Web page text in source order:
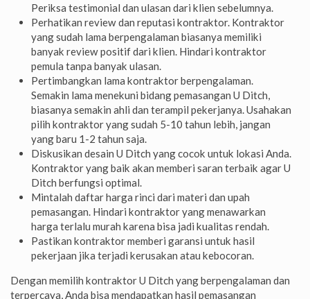
Periksa testimonial dan ulasan dari klien sebelumnya.
Perhatikan review dan reputasi kontraktor. Kontraktor
yang sudah lama berpengalaman biasanya memiliki
banyak review positif dari klien. Hindari kontraktor
pemula tanpa banyak ulasan.
Pertimbangkan lama kontraktor berpengalaman.
Semakin lama menekuni bidang pemasangan U Ditch,
biasanya semakin ahli dan terampil pekerjanya. Usahakan
pilih kontraktor yang sudah 5-10 tahun lebih, jangan
yang baru 1-2 tahun saja.
Diskusikan desain U Ditch yang cocok untuk lokasi Anda.
Kontraktor yang baik akan memberi saran terbaik agar U
Ditch berfungsi optimal.
Mintalah daftar harga rinci dari materi dan upah
pemasangan. Hindari kontraktor yang menawarkan
harga terlalu murah karena bisa jadi kualitas rendah.
Pastikan kontraktor memberi garansi untuk hasil
pekerjaan jika terjadi kerusakan atau kebocoran.
Dengan memilih kontraktor U Ditch yang berpengalaman dan
terpercaya, Anda bisa mendapatkan hasil pemasangan